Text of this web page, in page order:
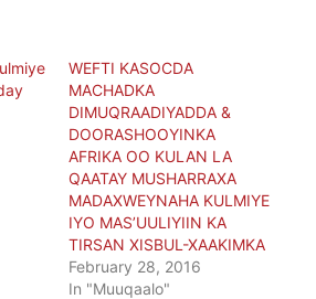
WEFTI KASOCDA
MACHADKA
DIMUQRAADIYADDA &
DOORASHOOYINKA
AFRIKA OO KULAN LA
QAATAY MUSHARRAXA
MADAXWEYNAHA KULMIYE
IYO MAS’UULIYIIN KA
TIRSAN XISBUL-XAAKIMKA
February 28, 2016
In "Muuqaalo"